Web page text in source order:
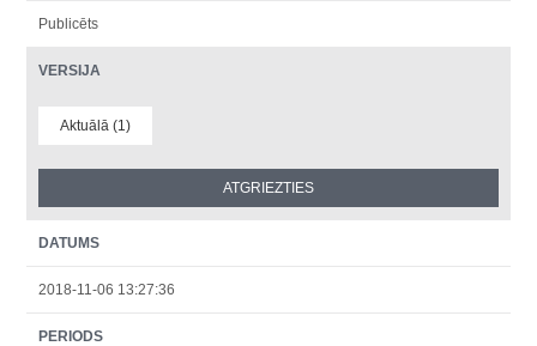
Publicēts
VERSIJA
Aktuālā (1)
DATUMS
2018-11-06 13:27:36
PERIODS